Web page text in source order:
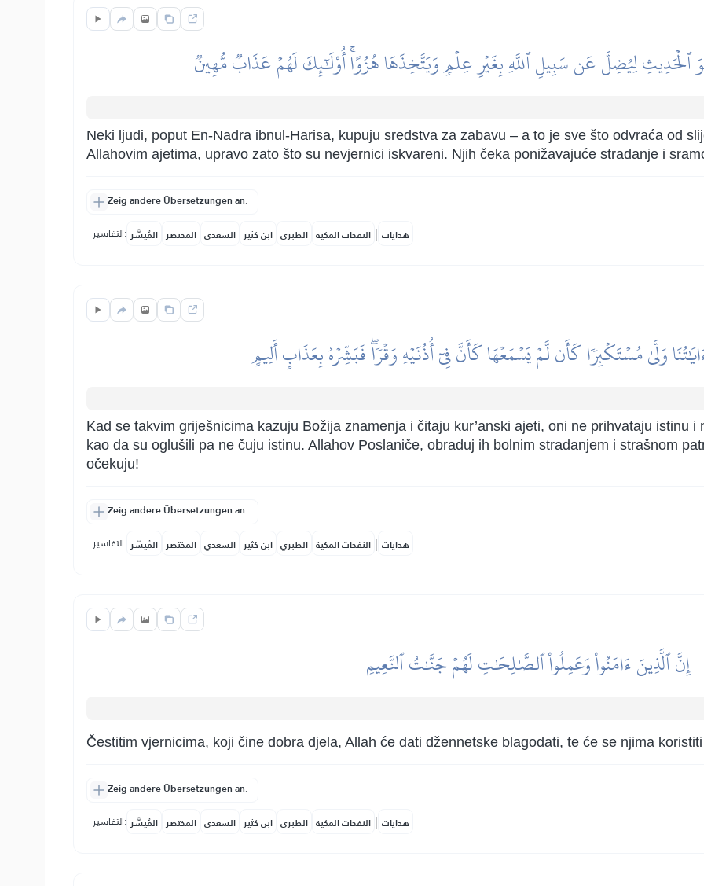
ٱلۡحَدِيثِ لِيُضِلَّ عَن سَبِيلِ ٱللَّهِ بِغَيۡرِ عِلۡمٖ وَيَتَّخِذَهَا هُزُوًاۚ أُوْلَٰٓئِكَ لَهُمۡ عَذَابٞ مُّهِينٞ
Neki ljudi, poput En-Nadra ibnul-Harisa, kupuju sredstva za zabavu – a to je sve što odvraća od
Allahovim ajetima, upravo zato što su nevjernici iskvareni. Njih čeka ponižavajuće stradanje i
Zeig andere Übersetzungen an.
التفاسير: المُيسَّر المختصر السعدي ابن كثير الطبري النفحات المكية | هدايات
وَلَّىٰ مُسۡتَكۡبِرٗا كَأَن لَّمۡ يَسۡمَعۡهَا كَأَنَّ فِيٓ أُذُنَيۡهِ وَقۡرٗاۖ فَبَشِّرۡهُ بِعَذَابٍ أَلِيمٍ
Kad se takvim griješnicima kazuju Božija znamenja i čitaju kur’anski ajeti, oni ne prihvataju istinu
kao da su oglušili pa ne čuju istinu. Allahov Poslaniče, obraduj ih bolnim stradanjem i strašnom
očekuju!
Zeig andere Übersetzungen an.
التفاسير: المُيسَّر المختصر السعدي ابن كثير الطبري النفحات المكية | هدايات
إِنَّ ٱلَّذِينَ ءَامَنُواْ وَعَمِلُواْ ٱلصَّٰلِحَٰتِ لَهُمۡ جَنَّٰتُ ٱلنَّعِيمِ
Čestitim vjernicima, koji čine dobra djela, Allah će dati džennetske blagodati, te će se njima
Zeig andere Übersetzungen an.
التفاسير: المُيسَّر المختصر السعدي ابن كثير الطبري النفحات المكية | هدايات